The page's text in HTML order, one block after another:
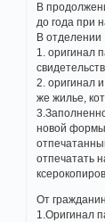
В
до года при
В
1. оригинал
2. оригинал
же жилье,
новой формы
отпечатать
От
1.Оригинал